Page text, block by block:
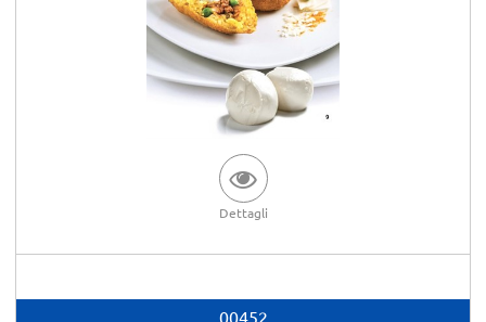
Dettagli
00452